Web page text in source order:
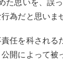
た思いを、誤
為だと思いま
任を科される
開によって被